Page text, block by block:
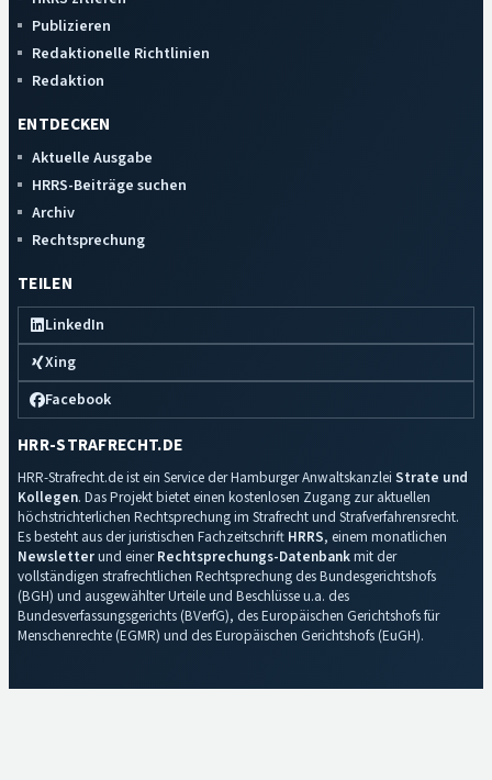
Publizieren
Redaktionelle Richtlinien
Redaktion
ENTDECKEN
Aktuelle Ausgabe
HRRS-Beiträge suchen
Archiv
Rechtsprechung
TEILEN
LinkedIn
Xing
Facebook
HRR-STRAFRECHT.DE
HRR-Strafrecht.de ist ein Service der Hamburger Anwaltskanzlei Strate und
Kollegen. Das Projekt bietet einen kostenlosen Zugang zur aktuellen
höchstrichterlichen Rechtsprechung im Strafrecht und Strafverfahrensrecht.
Es besteht aus der juristischen Fachzeitschrift HRRS, einem monatlichen
Newsletterund einerRechtsprechungs-Datenbankmit der
vollständigen strafrechtlichen Rechtsprechung des Bundesgerichtshofs
(BGH) und ausgewählter Urteile und Beschlüsse u.a. des
Bundesverfassungsgerichts (BVerfG), des Europäischen Gerichtshofs für
Menschenrechte (EGMR) und des Europäischen Gerichtshofs (EuGH).